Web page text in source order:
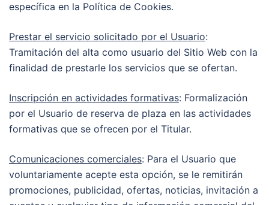
específica en la Política de Cookies.
Prestar el servicio solicitado por el Usuario:
Tramitación del alta como usuario del Sitio Web con la
finalidad de prestarle los servicios que se ofertan.
Inscripción en actividades formativas: Formalización
por el Usuario de reserva de plaza en las actividades
formativas que se ofrecen por el Titular.
Comunicaciones comerciales: Para el Usuario que
voluntariamente acepte esta opción, se le remitirán
promociones, publicidad, ofertas, noticias, invitación a